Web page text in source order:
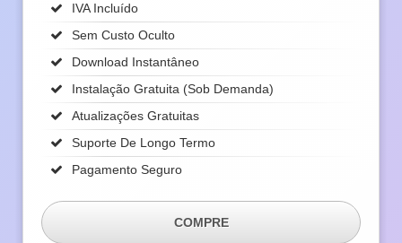
IVA Incluído
Sem Custo Oculto
Download Instantâneo
Instalação Gratuita (sob Demanda)
Atualizações Gratuitas
Suporte De Longo Termo
Pagamento Seguro
COMPRE